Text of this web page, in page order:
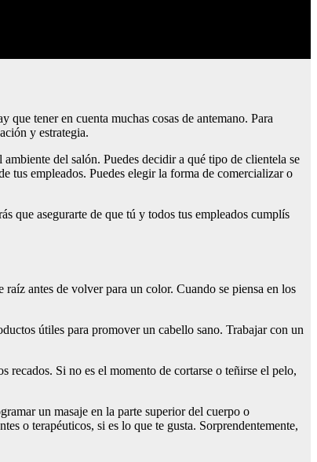
tener en cuenta muchas cosas de antemano. Para
y estrategia.
del salón. Puedes decidir a qué tipo de clientela se
tus empleados. Puedes elegir la forma de comercializar o
que asegurarte de que tú y todos tus empleados cumplís
antes de volver para un color. Cuando se piensa en los
útiles para promover un cabello sano. Trabajar con un
Si no es el momento de cortarse o teñirse el pelo,
un masaje en la parte superior del cuerpo o
o terapéuticos, si es lo que te gusta. Sorprendentemente,